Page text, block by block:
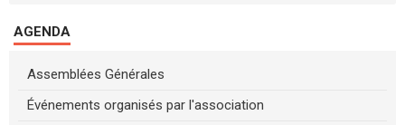
AGENDA
Assemblées Générales
Événements organisés par l'association